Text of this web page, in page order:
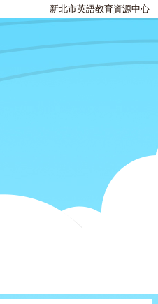
新北市英語教育資源中心